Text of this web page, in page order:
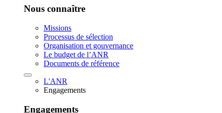
Nous connaître
Missions
Processus de sélection
Organisation et gouvernance
Le budget de l’ANR
Documents de référence
L'ANR
Engagements
Engagements